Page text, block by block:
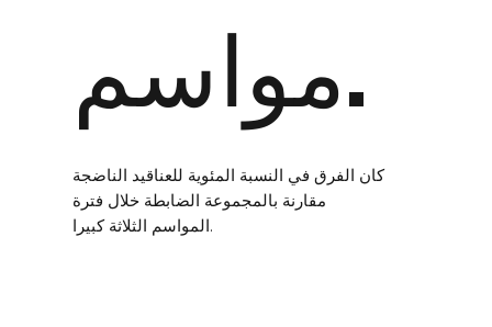
مواسم.
كان الفرق في النسبة المئوية للعناقيد الناضجة
مقارنة بالمجموعة الضابطة خلال فترة
المواسم الثلاثة كبيرا.